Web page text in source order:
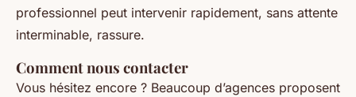
professionnel peut intervenir rapidement, sans attente
interminable, rassure.
Comment nous contacter
Vous hésitez encore ? Beaucoup d’agences proposent